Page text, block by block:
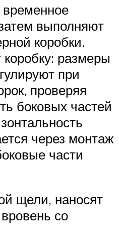
выполняют
коробки.
размеры
при
проверяя
боковых частей
через монтаж
части
щели, наносят
со